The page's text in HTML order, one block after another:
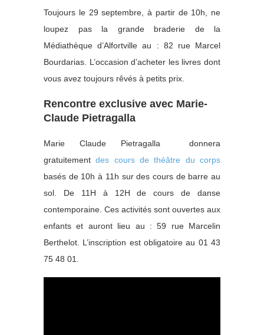
Toujours le 29 septembre, à partir de 10h, ne
loupez pas la grande braderie de la
Médiathèque d’Alfortville au : 82 rue Marcel
Bourdarias. L’occasion d’acheter les livres dont
vous avez toujours rêvés à petits prix.
Rencontre exclusive avec Marie-
Claude Pietragalla
Marie Claude Pietragalla donnera
gratuitementdes cours de théâtre du corps
basés de 10h à 11h sur des cours de barre au
sol. De 11H à 12H de coursde danse
contemporaine. Ces activités sont ouvertes aux
enfants et auront lieu au : 59 rue Marcelin
Berthelot. L’inscription est obligatoire au 01 43
75 48 01.